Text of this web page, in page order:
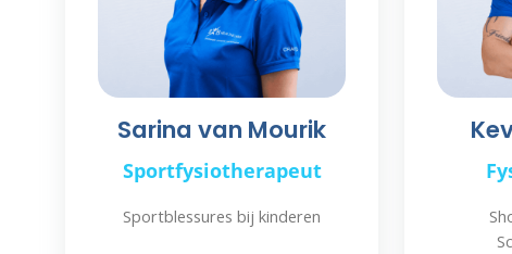
Sarina van Mourik
Sportfysiotherapeut
Sportblessures bij kinderen